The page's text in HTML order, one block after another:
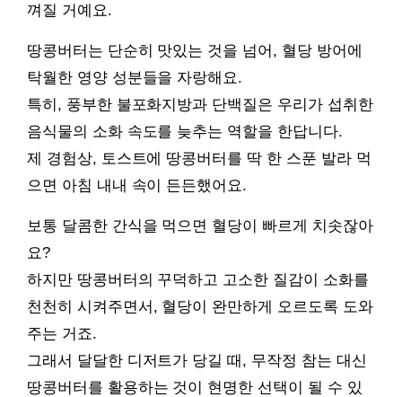
껴질 거예요.
땅콩버터는 단순히 맛있는 것을 넘어, 혈당 방어에
탁월한 영양 성분들을 자랑해요.
특히, 풍부한 불포화지방과 단백질은 우리가 섭취한
음식물의 소화 속도를 늦추는 역할을 한답니다.
제 경험상, 토스트에 땅콩버터를 딱 한 스푼 발라 먹
으면 아침 내내 속이 든든했어요.
보통 달콤한 간식을 먹으면 혈당이 빠르게 치솟잖아
요?
하지만 땅콩버터의 꾸덕하고 고소한 질감이 소화를
천천히 시켜주면서, 혈당이 완만하게 오르도록 도와
주는 거죠.
그래서 달달한 디저트가 당길 때, 무작정 참는 대신
땅콩버터를 활용하는 것이 현명한 선택이 될 수 있